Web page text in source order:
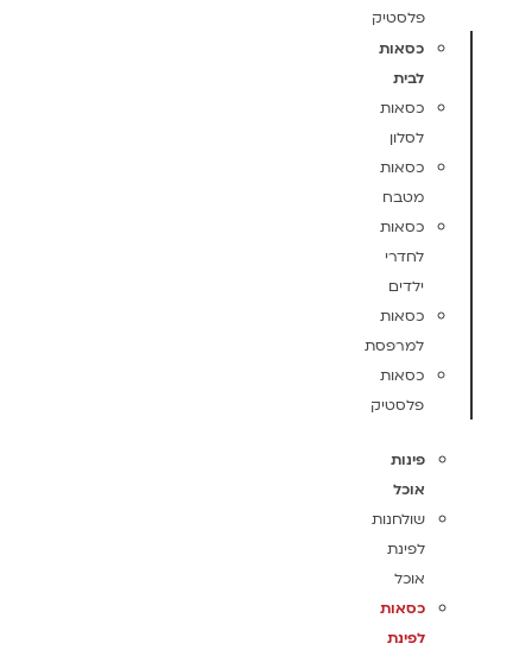
פלסטיק
כסאות
לבית
כסאות
לסלון
כסאות
מטבח
כסאות
לחדרי
ילדים
כסאות
למרפסת
כסאות
פלסטיק
פינות
אוכל
שולחנות
לפינת
אוכל
כסאות
לפינת